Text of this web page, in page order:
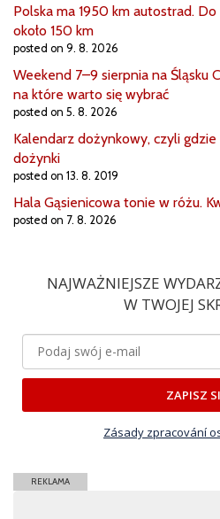
Polska ma 1950 km autostrad.
około 150 km
posted on 9. 8. 2026
Weekend 7–9 sierpnia na Śląsku
na które warto się wybrać
posted on 5. 8. 2026
Kalendarz dożynkowy, czyli
dożynki
posted on 13. 8. 2019
Hala Gąsienicowa tonie w różu.
posted on 7. 8. 2026
NAJWAŻNIEJSZE
W TWOJEJ
ZAPISZ
Zásady zpracování
REKLAMA